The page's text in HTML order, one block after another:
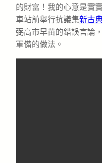
的財富！我的心意是實
車站前舉行抗議集新古
弼高市早苗的錯誤言論
軍備的做法。